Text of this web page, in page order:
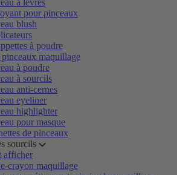
à lèvres
pour pinceaux
blush
à poudre
maquillage
à poudre
à sourcils
anti-cernes
eyeliner
highlighter
pour masque
de pinceaux
sourcils
afficher
crayon maquillage